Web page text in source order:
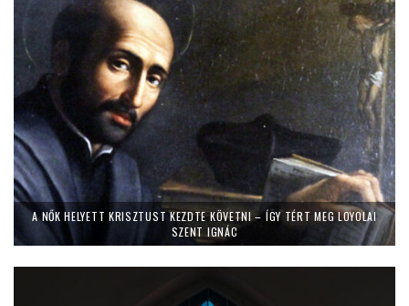
A NŐK HELYETT KRISZTUST KEZDTE KÖVETNI – ÍGY TÉRT MEG LOYOLAI
SZENT IGNÁC